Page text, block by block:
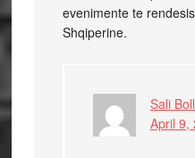
evenimente te
Shqiperine.
Sali
April 9,